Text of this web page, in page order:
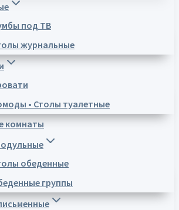
под ТВ
журнальные
• Столы туалетные
комнаты
обеденные
группы